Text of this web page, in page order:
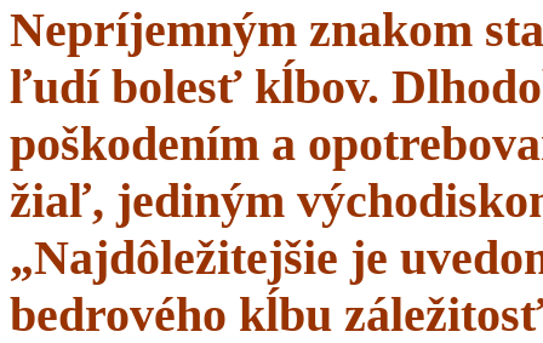
Nepríjemným znakom
ľudí bolesť kĺbov.
poškodením a
žiaľ, jediným
„Najdôležitejšie je
bedrového kĺbu